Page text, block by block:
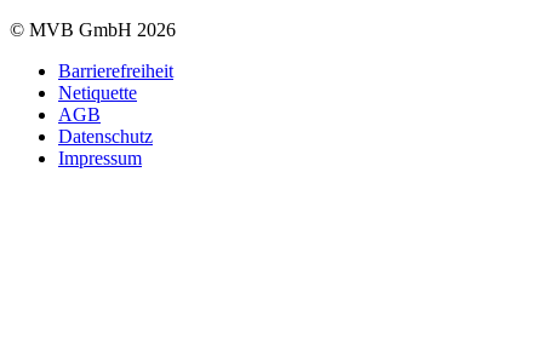
© MVB GmbH 2026
Barrierefreiheit
Netiquette
AGB
Datenschutz
Impressum